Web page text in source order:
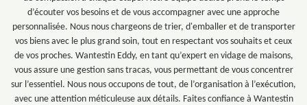
d’écouter vos besoins et de vous accompagner avec une approche
personnalisée. Nous nous chargeons de trier, d'emballer et de transporter
vos biens avec le plus grand soin, tout en respectant vos souhaits et ceux
de vos proches. Wantestin Eddy, en tant qu’expert en vidage de maisons,
vous assure une gestion sans tracas, vous permettant de vous concentrer
sur l’essentiel. Nous nous occupons de tout, de l’organisation à l’exécution,
avec une attention méticuleuse aux détails. Faites confiance à Wantestin